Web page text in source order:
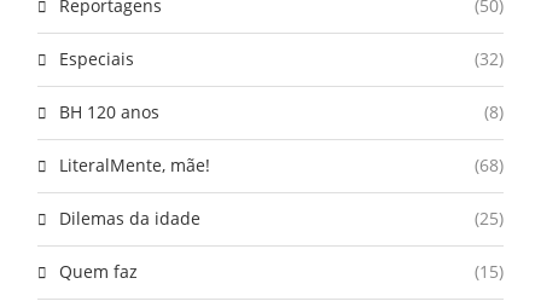
Reportagens (50)
Especiais (32)
BH 120 anos (8)
LiteralMente, mãe! (68)
Dilemas da idade (25)
Quem faz (15)